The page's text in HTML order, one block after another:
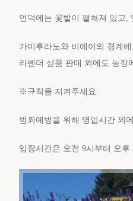
언덕에는 꽃밭이 펼쳐져 있고,
가미후라노와 비에이의 경계
라벤더 상품 판매 외에도 농장
※규칙을 지켜주세요.
범죄예방을 위해 영업시간 외
입장시간은 오전 9시부터 오